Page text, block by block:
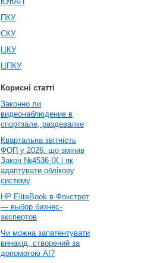
ПКУ
СКУ
ЦКУ
ЦПКУ
Корисні статті
Законно ли
видеонаблюдение в
спортзале, раздевалке
Квартальна звітність
ФОП у 2026: що змінив
Закон №4536-IX і як
адаптувати облікову
систему
HP EliteBook в Фокстрот
— выбор бизнес-
экспертов
Чи можна запатентувати
винахід, створений за
допомогою AI?